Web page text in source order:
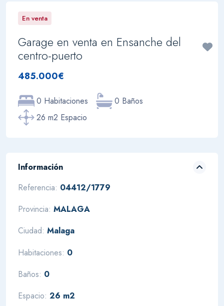
En venta
Garage en venta en Ensanche del
centro-puerto
485.000€
0 Habitaciones
0 Baños
26 m2 Espacio
Información
Referencia: 04412/1779
Provincia: MALAGA
Ciudad: Malaga
Habitaciones: 0
Baños: 0
Espacio: 26 m2